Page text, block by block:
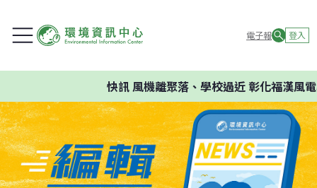
電子報 登入
快訊風機離聚落、學校過近 彰化福漢風電